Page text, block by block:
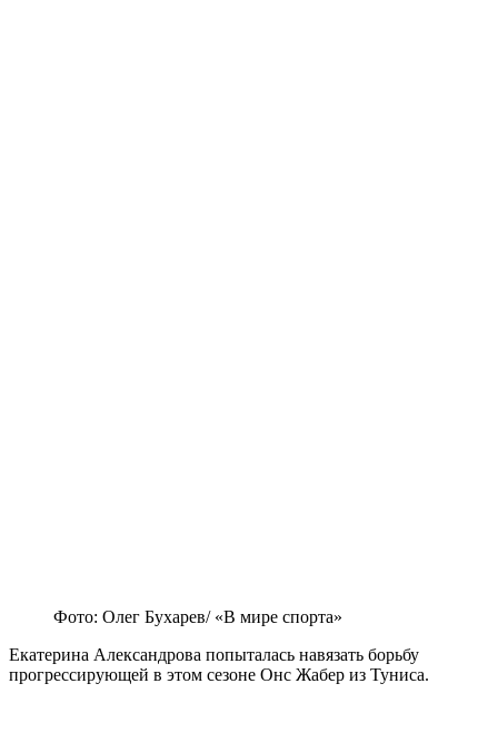
Фото: Олег Бухарев/ «В мире спорта»
Екатерина Александрова попыталась навязать борьбу
прогрессирующей в этом сезоне Онс Жабер из Туниса.